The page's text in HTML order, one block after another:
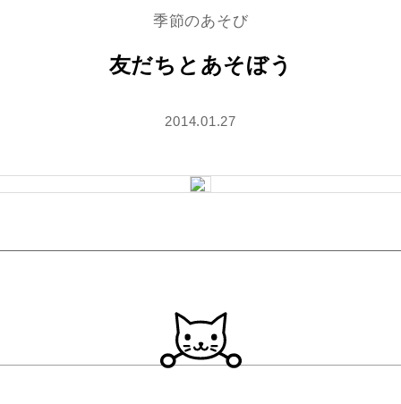
季節のあそび
友だちとあそぼう
2014.01.27